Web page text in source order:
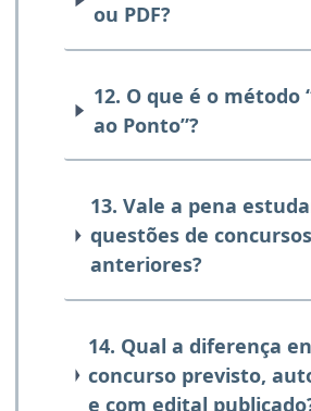
ou PDF?
12. O que é o método
ao Ponto”?
13. Vale a pena
questões de concursos
anteriores?
14. Qual a diferença
concurso previsto,
e com edital